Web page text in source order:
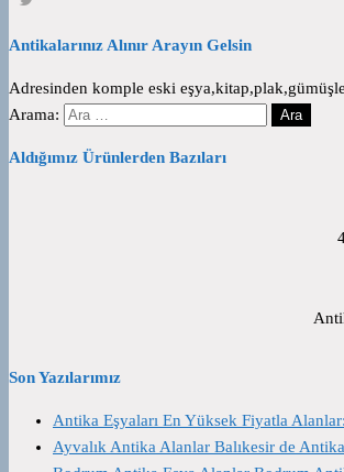
Antikalarınız Alınır Arayın Gelsin
Adresinden komple eski
Arama:
Aldığımız Ürünlerden Bazıları
Son Yazılarımız
Antika Eşyaları En Yüksek Fiyatla
Ayvalık Antika Alanlar Balıkesir de Antika